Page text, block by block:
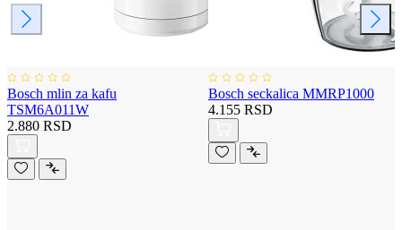
Bosch mlin za kafu
TSM6A011W
2.880 RSD
Bosch seckalica MMRP1000
4.155 RSD